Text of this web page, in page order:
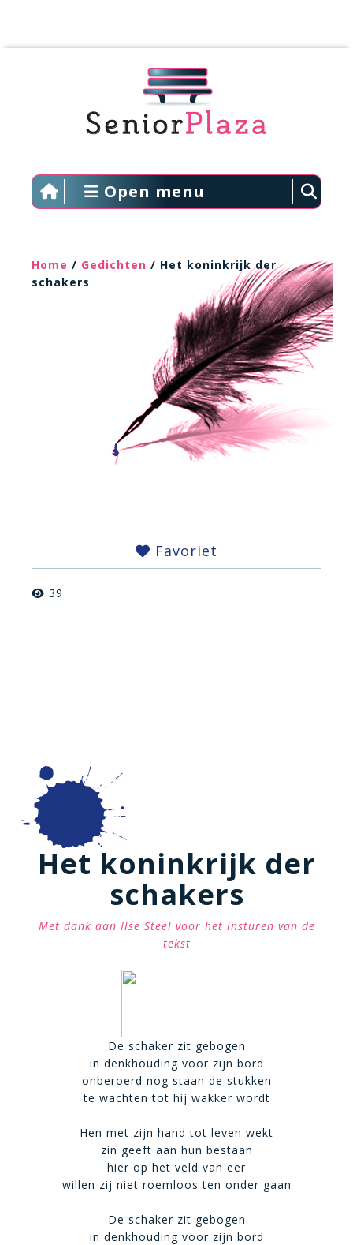
Open menu
Home / Gedichten / Het koninkrijk der
schakers
Favoriet
39
Het koninkrijk der
schakers
Met dank aan Ilse Steel voor het insturen van de
tekst
De schaker zit gebogen
in denkhouding voor zijn bord
onberoerd nog staan de stukken
te wachten tot hij wakker wordt
Hen met zijn hand tot leven wekt
zin geeft aan hun bestaan
hier op het veld van eer
willen zij niet roemloos ten onder gaan
De schaker zit gebogen
in denkhouding voor zijn bord